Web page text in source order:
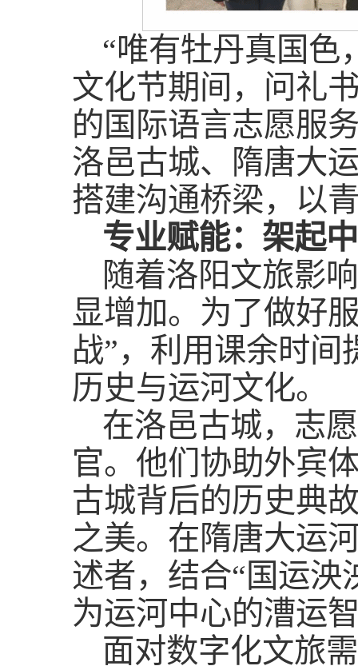
“唯有牡丹真国色
文化节期间，问礼
的国际语言志愿服
洛邑古城、隋唐大
搭建沟通桥梁，以
专业赋能：架起
随着洛阳文旅影
显增加。为了做好
战”，利用课余时
历史与运河文化。
在洛邑古城，志
官。他们协助外宾
古城背后的历史典
之美。在隋唐大运
述者，结合“国运泱
为运河中心的漕运
面对数字化文旅